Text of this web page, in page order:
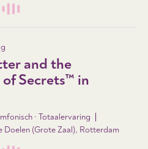
and the
Secrets™ in
· Totaalervaring
Doelen (Grote Zaal), Rotterdam